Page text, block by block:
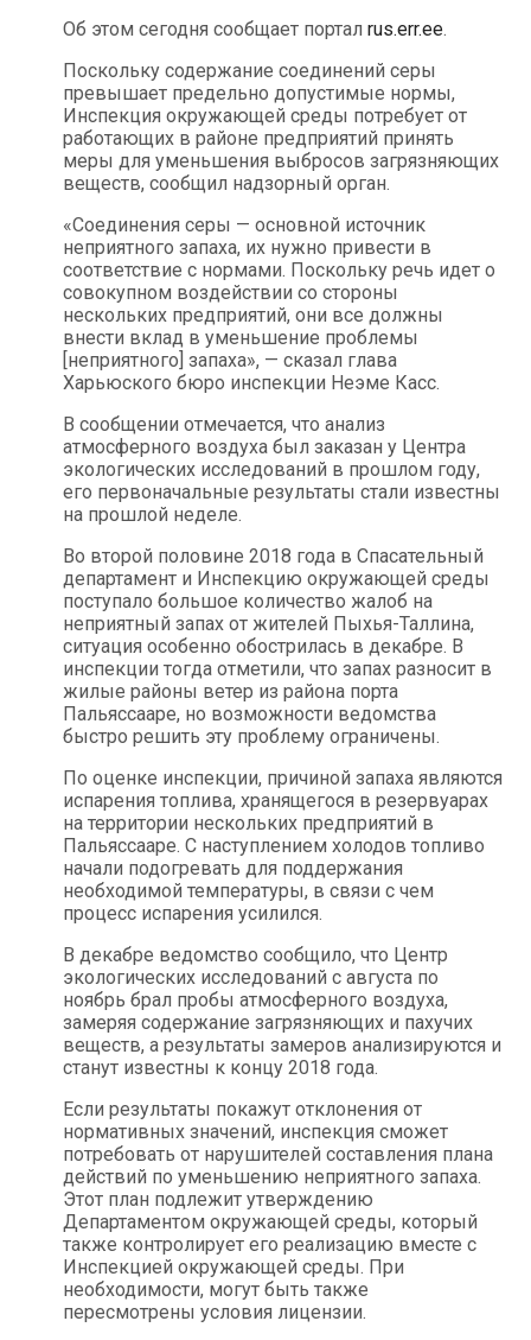
Об этом сегодня сообщает портал rus.err.ee.
Поскольку содержание соединений серы
превышает предельно допустимые нормы,
Инспекция окружающей среды потребует от
работающих в районе предприятий принять
меры для уменьшения выбросов загрязняющих
веществ, сообщил надзорный орган.
«Соединения серы — основной источник
неприятного запаха, их нужно привести в
соответствие с нормами. Поскольку речь идет о
совокупном воздействии со стороны
нескольких предприятий, они все должны
внести вклад в уменьшение проблемы
[неприятного] запаха», — сказал глава
Харьюского бюро инспекции Неэме Касс.
В сообщении отмечается, что анализ
атмосферного воздуха был заказан у Центра
экологических исследований в прошлом году,
его первоначальные результаты стали известны
на прошлой неделе.
Во второй половине 2018 года в Спасательный
департамент и Инспекцию окружающей среды
поступало большое количество жалоб на
неприятный запах от жителей Пыхья-Таллина,
ситуация особенно обострилась в декабре. В
инспекции тогда отметили, что запах разносит в
жилые районы ветер из района порта
Пальяссааре, но возможности ведомства
быстро решить эту проблему ограничены.
По оценке инспекции, причиной запаха являются
испарения топлива, хранящегося в резервуарах
на территории нескольких предприятий в
Пальяссааре. С наступлением холодов топливо
начали подогревать для поддержания
необходимой температуры, в связи с чем
процесс испарения усилился.
В декабре ведомство сообщило, что Центр
экологических исследований с августа по
ноябрь брал пробы атмосферного воздуха,
замеряя содержание загрязняющих и пахучих
веществ, а результаты замеров анализируются и
станут известны к концу 2018 года.
Если результаты покажут отклонения от
нормативных значений, инспекция сможет
потребовать от нарушителей составления плана
действий по уменьшению неприятного запаха.
Этот план подлежит утверждению
Департаментом окружающей среды, который
также контролирует его реализацию вместе с
Инспекцией окружающей среды. При
необходимости, могут быть также
пересмотрены условия лицензии.